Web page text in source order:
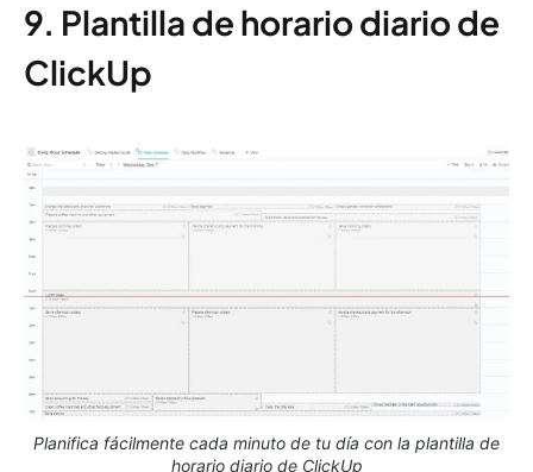
9. Plantilla de horario diario de
ClickUp
Planifica fácilmente cada minuto de tu día con la plantilla de
horario diario de ClickUp